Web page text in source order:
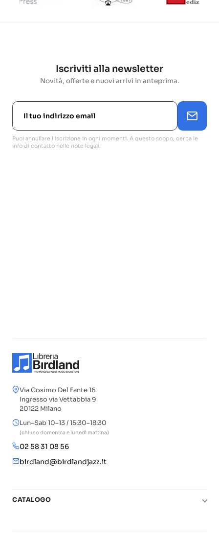
Iscriviti alla newsletter
Novità, offerte e nuovi arrivi in anteprima.
Puoi annullare l'iscrizione in ogni momenti. A questo scopo, cerca le
info di contatto nelle note legali.
Via Cosimo Del Fante 16
Ingresso via Vettabbia 9
20122 Milano
Lun–Sab 10–13 / 15:30–18:30
(chiuso domenica e lunedì mattina)
02 58 31 08 56
birdland@birdlandjazz.it
CATALOGO